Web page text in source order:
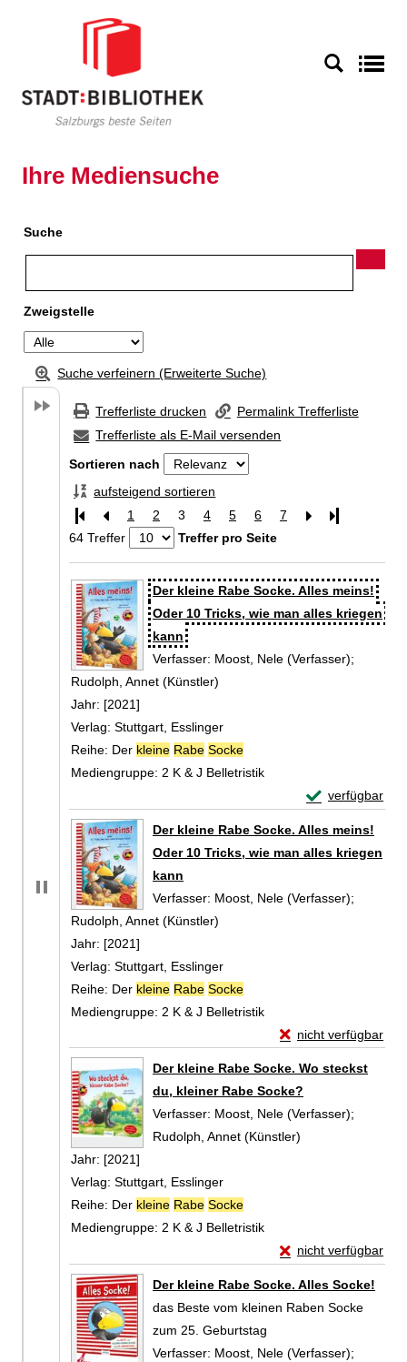
Ihre Mediensuche
Suche
Zweigstelle
Suche verfeinern (Erweiterte Suche)
Trefferliste drucken
Permalink Trefferliste
Trefferliste als E-Mail versenden
Sortieren nach
aufsteigend sortieren
1
2 3 4 5 6 7
Letzte Seite
64 Treffer
Treffer pro Seite
Suchergebnis
Zu den Suchfiltern springen
Der kleine Rabe Socke. Alles meins!
Oder 10 Tricks, wie man alles kriegen
kann
Verfasser: Moost, Nele (Verfasser);
Rudolph, Annet (Künstler)
Jahr: [2021]
Verlag: Stuttgart, Esslinger
Reihe: Der kleine Rabe Socke
Mediengruppe: 2 K & J Belletristik
verfügbar
Exemplar-
Der kleine Rabe Socke. Alles meins!
Oder 10 Tricks, wie man alles kriegen
kann
Verfasser: Moost, Nele (Verfasser);
Rudolph, Annet (Künstler)
Jahr: [2021]
Verlag: Stuttgart, Esslinger
Reihe: Der kleine Rabe Socke
Mediengruppe: 2 K & J Belletristik
nicht verfügbar
Exemplar-Details
Der kleine Rabe Socke. Wo steckst
du, kleiner Rabe Socke?
Verfasser: Moost, Nele (Verfasser);
Rudolph, Annet (Künstler)
Jahr: [2021]
Verlag: Stuttgart, Esslinger
Reihe: Der kleine Rabe Socke
Mediengruppe: 2 K & J Belletristik
nicht verfügbar
Exemplar-Details
Der kleine Rabe Socke. Alles Socke!
das Beste vom kleinen Raben Socke
zum 25. Geburtstag
Verfasser: Moost, Nele (Verfasser);